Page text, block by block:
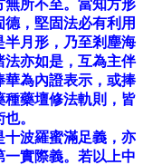
無所不至。當知方形
，堅固法必有利用
半月形，乃至剎塵海
法亦如是，互為主伴
華為內證表示，或捧
種藥壇修法軌則，皆
。
十波羅蜜滿足義，亦
實際義。若以上中